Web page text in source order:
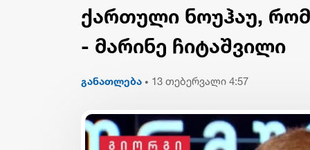
ქართული ნოუჰაუ,
- მარინე ჩიტაშვილი
განათლება • 13 თებერვალი 4:57